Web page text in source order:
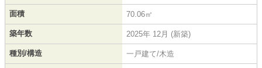
面積 70.06㎡
築年数 2025年 12月 (新築)
種別/構造 一戸建て/木造